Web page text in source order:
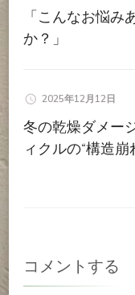
「こんなお悩み
か？」
2025年12月12日
冬の乾燥ダメー
ィクルの“構造崩
コメントする